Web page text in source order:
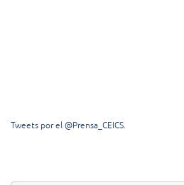
Tweets por el @Prensa_CEICS.